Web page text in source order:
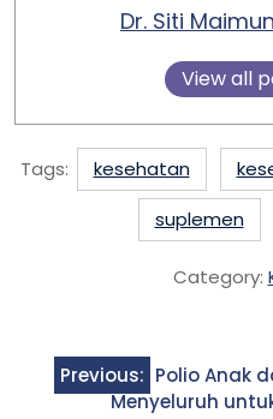
Dr. Siti
View all
Tags: kesehatan
suplemen
Category:
Post
navigation
Previous: Polio Anak
Menyeluruh